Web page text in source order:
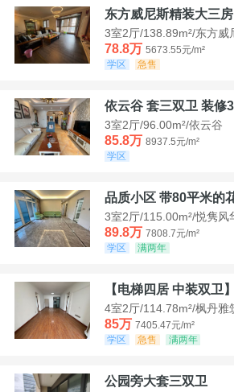
东方威尼斯精装大三
3室2厅/138.89m²/东方威
78.8万 5673.55元/m²
学区
急售
依云谷 套三双卫 装修
3室2厅/96.00m²/依云谷
85.8万 8937.5元/m²
学区
品质小区 带80平米的
3室2厅/115.00m²/悦隽风
89.8万 7808.7元/m²
学区
满两年
【电梯四居 中装双卫】
4室2厅/114.78m²/枫丹雅
85万 7405.47元/m²
学区
急售 满两年
公园旁大套三双卫